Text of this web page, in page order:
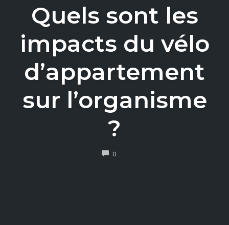
Quels sont les
impacts du vélo
d’appartement
sur l’organisme
?
0COMMENTS